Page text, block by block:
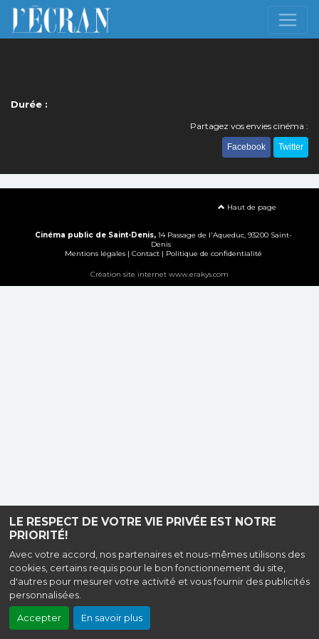
LE RESPECT DE VOTRE VIE PRIVÉE EST NOTRE
PRIORITÉ!
Avec votre accord, nos partenaires et nous-mêmes utilisons des
cookies, certains requis pour le bon fonctionnement du site,
d'autres pour mesurer votre activité et vous fournir des publicités
personnalisées.
Accepter En savoir plus
Durée :
Partagez vos envies cinéma :
Facebook Twitter
Haut de page
Cinéma public de Saint-Denis, 14 Passage de l'Aqueduc, 93200 Saint-
Denis
Mentions légales| Contact| Politique de confidentialité
Création site internet www.erakys.com